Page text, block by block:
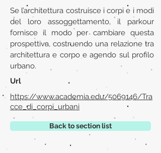
Se l’architettura costruisce i corpi e i modi
del loro assoggettamento, il parkour
fornisce il modo per cambiare questa
prospettiva, costruendo una relazione tra
architettura e corpo e agendo sul profilo
urbano.
Url
https://www.academia.edu/5069146/Tra
cce_di_corpi_urbani
Back to section list